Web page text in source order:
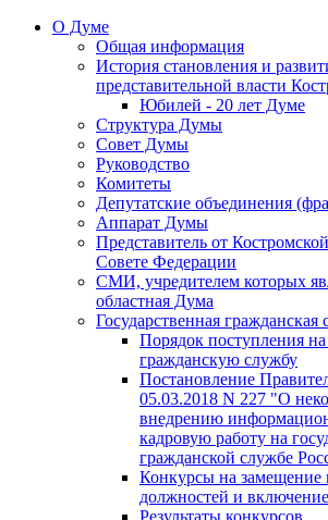
О Думе
Общая информация
История становления и
представительной власти
Юбилей - 20 лет Думе
Структура Думы
Совет Думы
Руководство
Комитеты
Депутатские объединения
Аппарат Думы
Представитель от
Совете Федерации
СМИ, учредителем которых
областная Дума
Государственная гражданская
Порядок поступления
гражданскую службу
Постановление
05.03.2018 N 227 "О
внедрению
кадровую работу на
гражданской службе
Конкурсы на замещение
должностей и
Результаты конкурсов